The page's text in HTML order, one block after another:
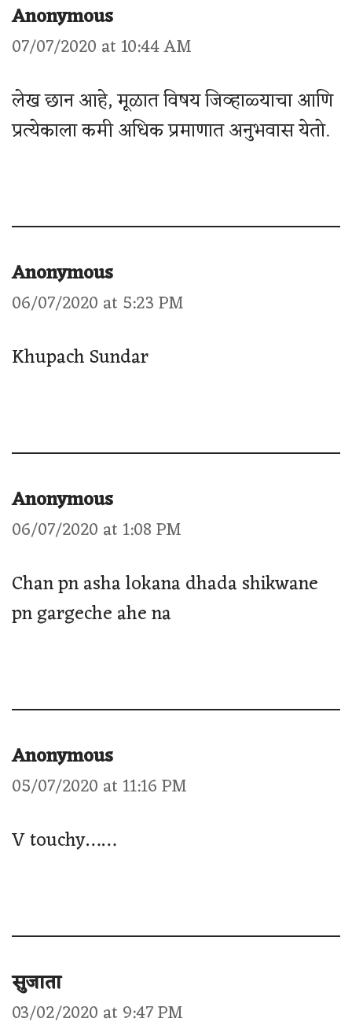
Anonymous
07/07/2020 at 10:44 AM
लेख छान आहे, मूळात विषय जिव्हाळ्याचा आणि
प्रत्येकाला कमी अधिक प्रमाणात अनुभवास येतो.
Anonymous
06/07/2020 at 5:23 PM
Khupach Sundar
Anonymous
06/07/2020 at 1:08 PM
Chan pn asha lokana dhada shikwane
pn gargeche ahe na
Anonymous
05/07/2020 at 11:16 PM
V touchy……
सुजाता
03/02/2020 at 9:47 PM